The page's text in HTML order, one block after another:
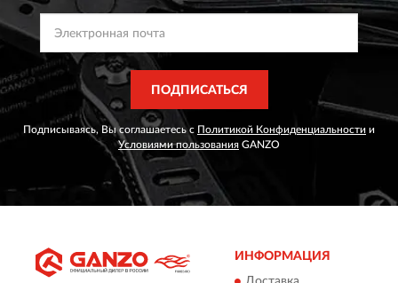
ПОДПИСАТЬСЯ
Подписываясь, Вы соглашаетесь с Политикой Конфиденциальности и
Условиями пользования GANZO
ИНФОРМАЦИЯ